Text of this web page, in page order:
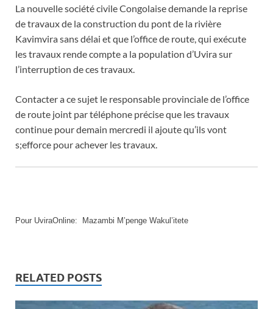
La nouvelle société civile Congolaise demande la reprise
de travaux de la construction du pont de la rivière
Kavimvira sans délai et que l’office de route, qui exécute
les travaux rende compte a la population d’Uvira sur
l’interruption de ces travaux.
Contacter a ce sujet le responsable provinciale de l’office
de route joint par téléphone précise que les travaux
continue pour demain mercredi il ajoute qu’ils vont
s;efforce pour achever les travaux.
Pour UviraOnline: Mazambi M’penge Wakul’itete
RELATED POSTS